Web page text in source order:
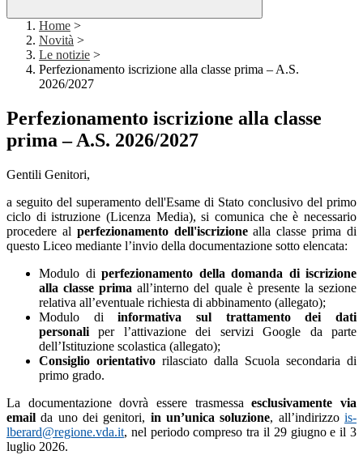
Home >
Novità >
Le notizie >
Perfezionamento iscrizione alla classe prima – A.S.
2026/2027
Perfezionamento iscrizione alla classe
prima – A.S. 2026/2027
Gentili Genitori,
a seguito del superamento dell'Esame di Stato conclusivo del primo
ciclo di istruzione (Licenza Media), si comunica che è necessario
procedere al perfezionamento dell'iscrizionealla classe prima di
questo Liceo mediante l’invio della documentazione sotto elencata:
Modulo di perfezionamento della domanda di iscrizione
alla classe prima all’interno del quale è presente la sezione
relativa all’eventuale richiesta di abbinamento (allegato);
Modulo diinformativa sul trattamento dei dati
personali per l’attivazione dei servizi Google da parte
dell’Istituzione scolastica (allegato);
Consiglio orientativo rilasciato dalla Scuola secondaria di
primo grado.
La documentazione dovrà essere trasmessaesclusivamente via
email da uno dei genitori, in un’unica soluzione, all’indirizzois-
lberard@regione.vda.it, nel periodo compreso tra il 29 giugno e il 3
luglio 2026.